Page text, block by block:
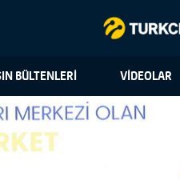
BÜLTENLERİ VİDEOLAR